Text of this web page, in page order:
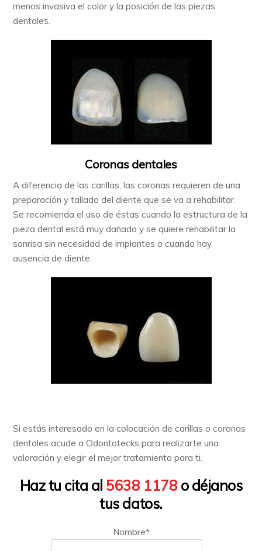
menos invasiva el color y la posición de las piezas
dentales.
Coronas dentales
A diferencia de las carillas, las coronas requieren de una
preparación y tallado del diente que se va a rehabilitar.
Se recomienda el uso de éstas cuando la estructura de la
pieza dental está muy dañado y se quiere rehabilitar la
sonrisa sin necesidad de implantes o cuando hay
ausencia de diente.
Si estás interesado en la colocación de carillas o coronas
dentales acude a Odontotecks para realizarte una
valoración y elegir el mejor tratamiento para ti.
Haz tu cita al 5638 1178 o déjanos
tus datos.
Nombre*